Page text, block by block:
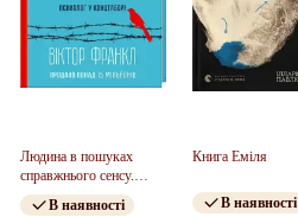
Людина в пошуках
справжнього сенсу.
Психолог у концтаборі
В наявності
Книга Еміля
В наявності